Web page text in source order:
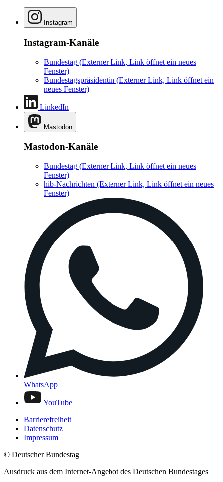
Instagram
Instagram-Kanäle
Bundestag (Externer Link, Link öffnet ein neues
Fenster)
Bundestagspräsidentin (Externer Link, Link öffnet ein
neues Fenster)
LinkedIn
Mastodon
Mastodon-Kanäle
Bundestag (Externer Link, Link öffnet ein neues
Fenster)
hib-Nachrichten (Externer Link, Link öffnet ein neues
Fenster)
WhatsApp
YouTube
Barrierefreiheit
Datenschutz
Impressum
© Deutscher Bundestag
Ausdruck aus dem Internet-Angebot des Deutschen Bundestages